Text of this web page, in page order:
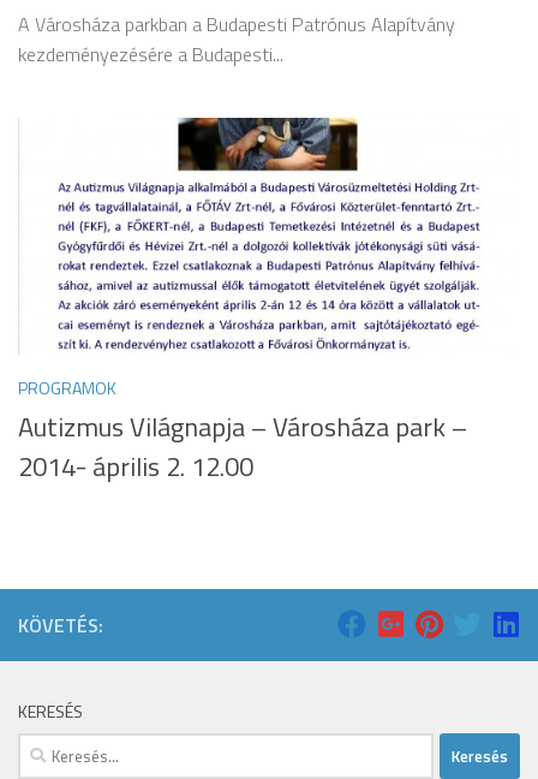
A Városháza parkban a Budapesti Patrónus Alapítvány
kezdeményezésére a Budapesti...
PROGRAMOK
Autizmus Világnapja – Városháza park –
2014- április 2. 12.00
KÖVETÉS:
KERESÉS
Keresés: